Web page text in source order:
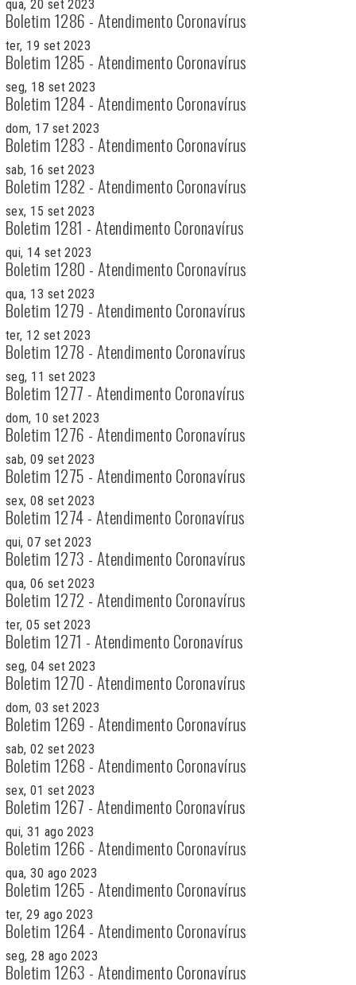
qua, 20 set 2023
Boletim 1286 - Atendimento Coronavírus
ter, 19 set 2023
Boletim 1285 - Atendimento Coronavírus
seg, 18 set 2023
Boletim 1284 - Atendimento Coronavírus
dom, 17 set 2023
Boletim 1283 - Atendimento Coronavírus
sab, 16 set 2023
Boletim 1282 - Atendimento Coronavírus
sex, 15 set 2023
Boletim 1281 - Atendimento Coronavírus
qui, 14 set 2023
Boletim 1280 - Atendimento Coronavírus
qua, 13 set 2023
Boletim 1279 - Atendimento Coronavírus
ter, 12 set 2023
Boletim 1278 - Atendimento Coronavírus
seg, 11 set 2023
Boletim 1277 - Atendimento Coronavírus
dom, 10 set 2023
Boletim 1276 - Atendimento Coronavírus
sab, 09 set 2023
Boletim 1275 - Atendimento Coronavírus
sex, 08 set 2023
Boletim 1274 - Atendimento Coronavírus
qui, 07 set 2023
Boletim 1273 - Atendimento Coronavírus
qua, 06 set 2023
Boletim 1272 - Atendimento Coronavírus
ter, 05 set 2023
Boletim 1271 - Atendimento Coronavírus
seg, 04 set 2023
Boletim 1270 - Atendimento Coronavírus
dom, 03 set 2023
Boletim 1269 - Atendimento Coronavírus
sab, 02 set 2023
Boletim 1268 - Atendimento Coronavírus
sex, 01 set 2023
Boletim 1267 - Atendimento Coronavírus
qui, 31 ago 2023
Boletim 1266 - Atendimento Coronavírus
qua, 30 ago 2023
Boletim 1265 - Atendimento Coronavírus
ter, 29 ago 2023
Boletim 1264 - Atendimento Coronavírus
seg, 28 ago 2023
Boletim 1263 - Atendimento Coronavírus